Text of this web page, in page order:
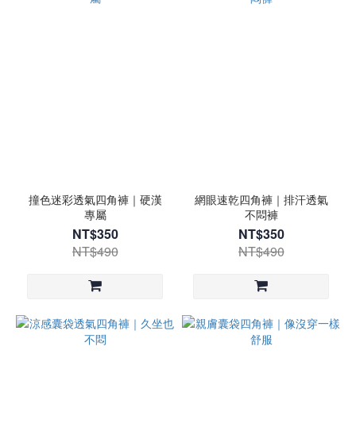
撞色迷彩透氣四角褲｜硬漢
專屬
NT$350
NT$490
網眼速乾四角褲｜排汗透氣
不悶褲
NT$350
NT$490